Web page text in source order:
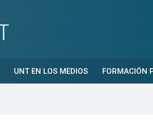
UNT EN LOS MEDIOS FORMACIÓN